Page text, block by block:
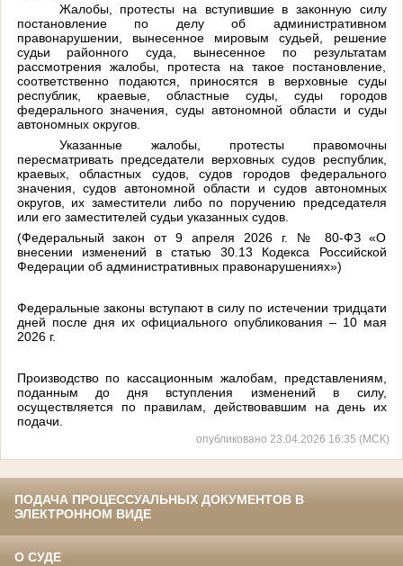
Жалобы, протесты на вступившие в законную силу
постановление по делу об административном
правонарушении, вынесенное мировым судьей, решение
судьи районного суда, вынесенное по результатам
рассмотрения жалобы, протеста на такое постановление,
соответственно подаются, приносятся в верховные суды
республик, краевые, областные суды, суды городов
федерального значения, суды автономной области и суды
автономных округов.
Указанные жалобы, протесты правомочны
пересматривать председатели верховных судов республик,
краевых, областных судов, судов городов федерального
значения, судов автономной области и судов автономных
округов, их заместители либо по поручению председателя
или его заместителей судьи указанных судов.
(Федеральный закон от 9 апреля 2026 г. № 80-ФЗ «О
внесении изменений в статью 30.13 Кодекса Российской
Федерации об административных правонарушениях»)
Федеральные законы вступают в силу по истечении тридцати
дней после дня их официального опубликования – 10 мая
2026 г.
Производство по кассационным жалобам, представлениям,
поданным до дня вступления изменений в силу,
осуществляется по правилам, действовавшим на день их
подачи.
опубликовано 23.04.2026 16:35 (МСК)
ПОДАЧА ПРОЦЕССУАЛЬНЫХ ДОКУМЕНТОВ В
ЭЛЕКТРОННОМ ВИДЕ
О СУДЕ